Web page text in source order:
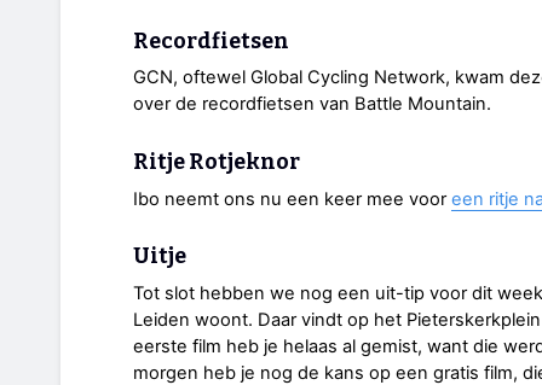
Recordfietsen
GCN, oftewel Global Cycling Network, kwam
over de recordfietsen van Battle Mountain.
Ritje Rotjeknor
Ibo neemt ons nu een keer mee vooreen ritje
Uitje
Tot slot hebben we nog een uit-tip voor dit
Leiden woont. Daar vindt op het
eerste film heb je helaas al gemist, want die
morgen heb je nog de kans op een gratis film,